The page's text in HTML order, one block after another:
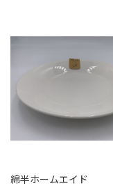
綿半ホームエイド